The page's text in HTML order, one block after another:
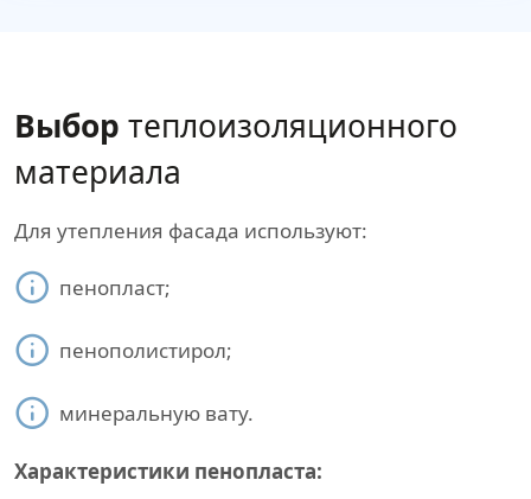
Выбор теплоизоляционного
материала
Для утепления фасада используют:
пенопласт;
пенополистирол;
минеральную вату.
Характеристики пенопласта: